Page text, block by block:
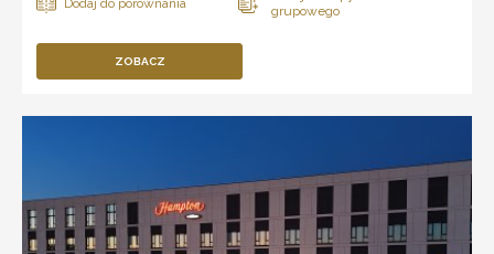
ZOBACZ